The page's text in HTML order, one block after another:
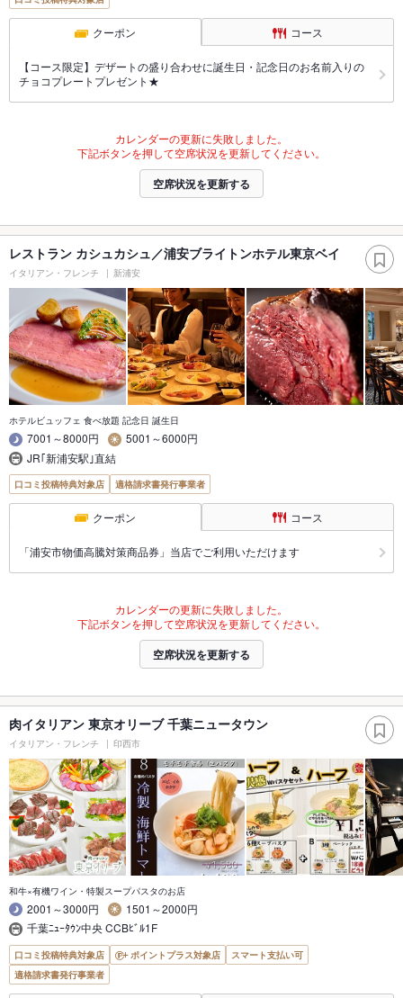
クーポン コース
【コース限定】デザートの盛り合わせに誕生日・記念日のお名前入りの
チョコプレートプレゼント★
カレンダーの更新に失敗しました。
下記ボタンを押して空席状況を更新してください。
空席状況を更新する
レストラン カシュカシュ／浦安ブライトンホテル東京ベイ
イタリアン・フレンチ 新浦安
ホテルビュッフェ 食べ放題 記念日 誕生日
7001～8000円
5001～6000円
JR｢新浦安駅｣直結
口コミ投稿特典対象店 適格請求書発行事業者
クーポン コース
「浦安市物価高騰対策商品券」当店でご利用いただけます
カレンダーの更新に失敗しました。
下記ボタンを押して空席状況を更新してください。
空席状況を更新する
肉イタリアン 東京オリーブ 千葉ニュータウン
イタリアン・フレンチ 印西市
和牛×有機ワイン・特製スープパスタのお店
2001～3000円
1501～2000円
千葉ﾆｭｰﾀｳﾝ中央 CCBﾋﾞﾙ1F
口コミ投稿特典対象店 ポイントプラス対象店
スマート支払い可
適格請求書発行事業者